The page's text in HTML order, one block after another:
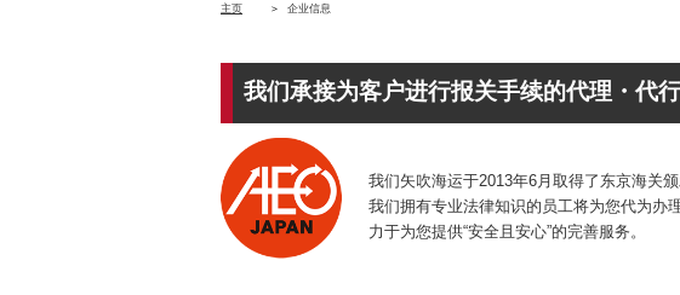
主页 ＞ 企业信息
我们承接为客户进行报关手续的代理・代
我们矢吹海运于2013年6月取得了东京海关
我们拥有专业法律知识的员工将为您代为办
力于为您提供“安全且安心”的完善服务。